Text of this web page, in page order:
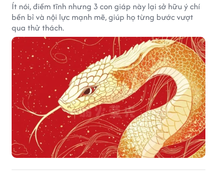
Ít nói, điềm tĩnh nhưng 3 con giáp này lại sở hữu ý chí
bền bỉ và nội lực mạnh mẽ, giúp họ từng bước vượt
qua thử thách.